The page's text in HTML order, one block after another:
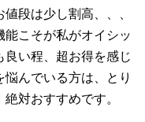
段は少し割高、、、
こそが私がオイシッ
良い程、超お得を感じ
んでいる方は、とり
対おすすめです。